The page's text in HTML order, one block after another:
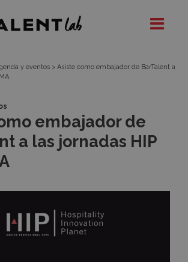
Bartalent
y eventos > Asiste como embajador de BarTalent a
embajador de
a las jornadas HIP